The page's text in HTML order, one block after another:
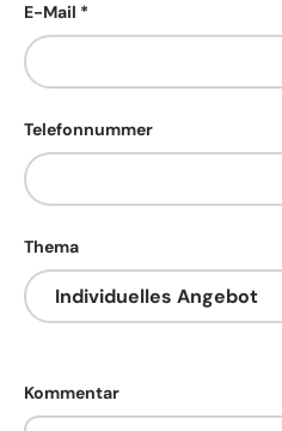
E-Mail
Telefonnummer
Thema
Kommentar